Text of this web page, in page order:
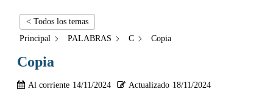
< Todos los temas
Principal
PALABRAS C Copia
Copia
Al corriente 14/11/2024 Actualizado 18/11/2024